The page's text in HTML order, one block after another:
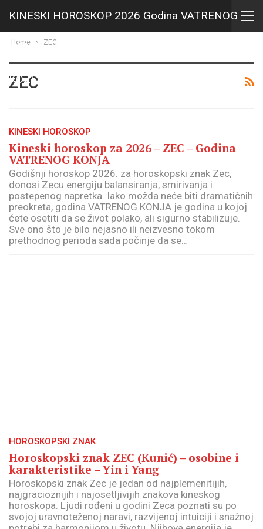
KINESKI HOROSKOP 2026 Godina VATRENOG
KONJA i HOROSKOP za 2027 Godina VATRENE
KOZE
Home ZEC
ZEC
KINESKI HOROSKOP
Kineski horoskop za 2026 – ZEC – Godina
VATRENOG KONJA
Godišnji horoskop 2026. za horoskopski znak Zec,
donosi Zecu energiju balansiranja, smirivanja i
postepenog napretka. Iako možda neće biti dramatičnih
preokreta, godina VATRENOG KONJA je godina u kojoj
ćete osetiti da se život polako, ali sigurno stabilizuje.
Sve ono što je bilo nejasno ili neizvesno tokom
prethodnog perioda sada počinje da se…
HOROSKOPSKI ZNAK
Horoskopski znak ZEC (Kunić) – osobine i
karakteristike – Yin i Yang
Horoskopski znak Zec je jedan od najplemenitijih,
najgracioznijih i najosetljivijih znakova kineskog
horoskopa. Ljudi rođeni u godini Zeca poznati su po
svojoj uravnoteženoj naravi, razvijenoj intuiciji i snažnoj